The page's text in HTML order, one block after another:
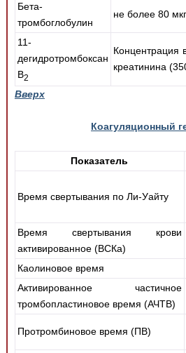
Бета-
тромбоглобулин
не более 80
11-
дегидротромбоксан
В2
Концентрация
креатинина
Вверх
Коагуляционный
Показатель
Время свертывания по Ли-Уайту
Время свертывания крови
активированное (ВСКа)
Каолиновое время
Активированное частичное
тромбопластиновое время (АЧТВ)
Протромбиновое время (ПВ)